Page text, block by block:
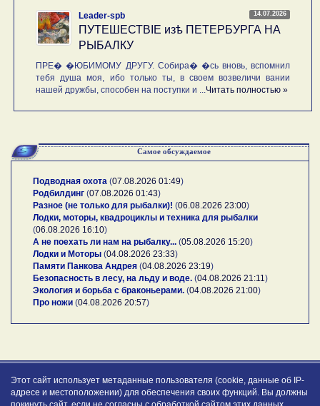
14.07.2026
Leader-spb
ПУТЕШЕСТВIE изѣ ПЕТЕРБУРГА НА
РЫБАЛКУ
ПРЕ� �ЮБИМОМУ ДРУГУ. Собира� �сь вновь, вспомнил
тебя душа моя, ибо только ты, в своем возвеличи вании
нашей дружбы, способен на поступки и ... Читать полностью »
Самое обсуждаемое
Подводная охота (07.08.2026 01:49)
Родбилдинг (07.08.2026 01:43)
Разное (не только для рыбалки)! (06.08.2026 23:00)
Лодки, моторы, квадроциклы и техника для рыбалки
(06.08.2026 16:10)
А не поехать ли нам на рыбалку... (05.08.2026 15:20)
Лодки и Моторы (04.08.2026 23:33)
Памяти Панкова Андрея (04.08.2026 23:19)
Безопасность в лесу, на льду и воде. (04.08.2026 21:11 )
Экология и борьба с браконьерами. (04.08.2026 21:00)
Про ножи (04.08.2026 20:57)
Этот сайт использует метаданные пользователя (cookie, данные об IP-
адресе и местоположении) для обеспечения своих функций. Вы должны